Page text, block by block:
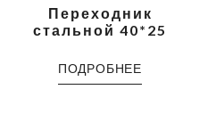
Переходник
стальной 40*25
ПОДРОБНЕЕ